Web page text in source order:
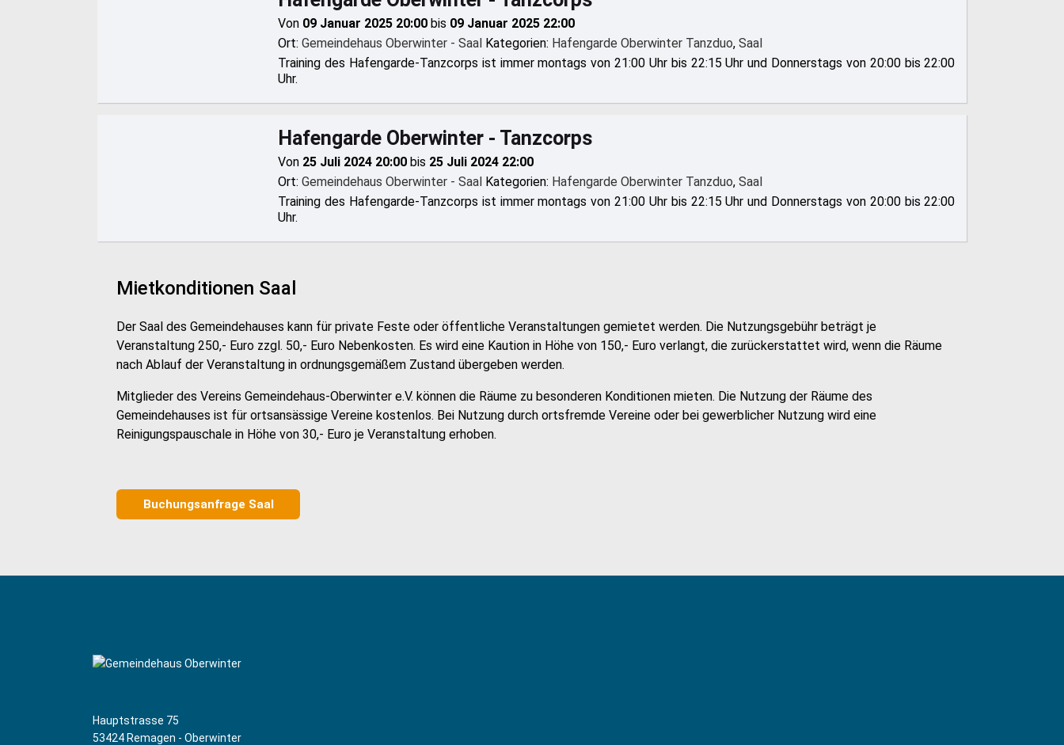
Von 09 Januar 2025 20:00 bis 09 Januar 2025 22:00
Ort:Gemeindehaus Oberwinter - Saal Kategorien: Hafengarde Oberwinter Tanzduo,Saal
Training des Hafengarde-Tanzcorps ist immer montags von 21:00 Uhr bis 22:15 Uhr und Donnerstags von 20:00 bis 22:00
Uhr.
Hafengarde Oberwinter - Tanzcorps
Von 25 Juli 2024 20:00 bis 25 Juli 2024 22:00
Ort:Gemeindehaus Oberwinter - Saal Kategorien: Hafengarde Oberwinter Tanzduo,Saal
Training des Hafengarde-Tanzcorps ist immer montags von 21:00 Uhr bis 22:15 Uhr und Donnerstags von 20:00 bis 22:00
Uhr.
Mietkonditionen Saal
Der Saal des Gemeindehauses kann für private Feste oder öffentliche Veranstaltungen gemietet werden. Die Nutzungsgebühr beträgt je
Veranstaltung 250,- Euro zzgl. 50,- Euro Nebenkosten. Es wird eine Kaution in Höhe von 150,- Euro verlangt, die zurückerstattet wird, wenn die Räume
nach Ablauf der Veranstaltung in ordnungsgemäßem Zustand übergeben werden.
Mitglieder des Vereins Gemeindehaus-Oberwinter e.V. können die Räume zu besonderen Konditionen mieten. Die Nutzung der Räume des
Gemeindehauses ist für ortsansässige Vereine kostenlos. Bei Nutzung durch ortsfremde Vereine oder bei gewerblicher Nutzung wird eine
Reinigungspauschale in Höhe von 30,- Euro je Veranstaltung erhoben.
Buchungsanfrage Saal
Hauptstrasse 75
53424 Remagen - Oberwinter